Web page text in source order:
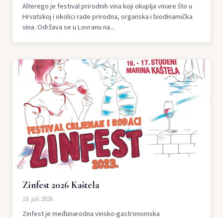
Alterego je festival prirodnih vina koji okuplja vinare što u
Hrvatskoj i okolici rade prirodna, organska i biodinamička
vina. Održava se u Lovranu na...
Zinfest 2026 Kaštela
18. juli 2026.
Zinfest je međunarodna vinsko-gastronomska